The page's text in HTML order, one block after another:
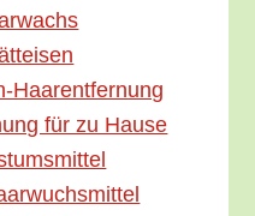
Haarentfernung
für zu Hause